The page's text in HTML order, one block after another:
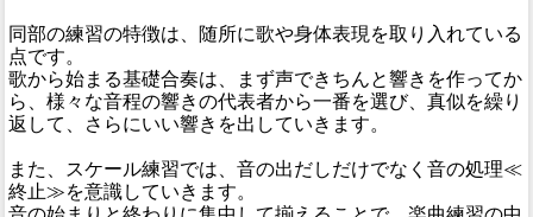
同部の練習の特徴は、随所に歌や身体表現を取り入れている
点です。
歌から始まる基礎合奏は、まず声できちんと響きを作ってか
ら、様々な音程の響きの代表者から一番を選び、真似を繰り
返して、さらにいい響きを出していきます。
また、スケール練習では、音の出だしだけでなく音の処理≪
終止≫を意識していきます。